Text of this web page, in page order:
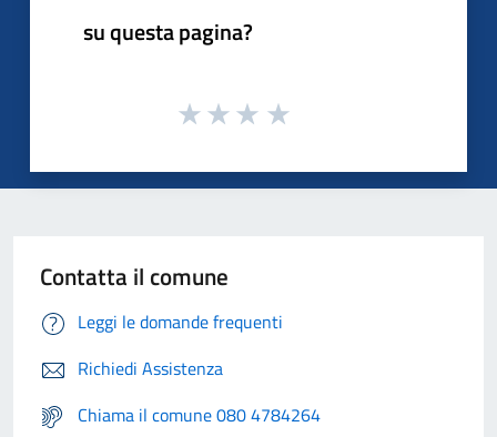
su questa pagina?
Contatta il comune
Leggi le domande frequenti
Richiedi Assistenza
Chiama il comune 080 4784264